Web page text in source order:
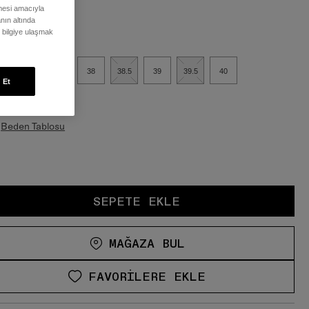
38 38.5 39 39.5 40
Beden Tablosu
SEPETE EKLE
MAĞAZA BUL
FAVORILERE EKLE
amacıyla
altında
bilgiye ulaşmak
Et